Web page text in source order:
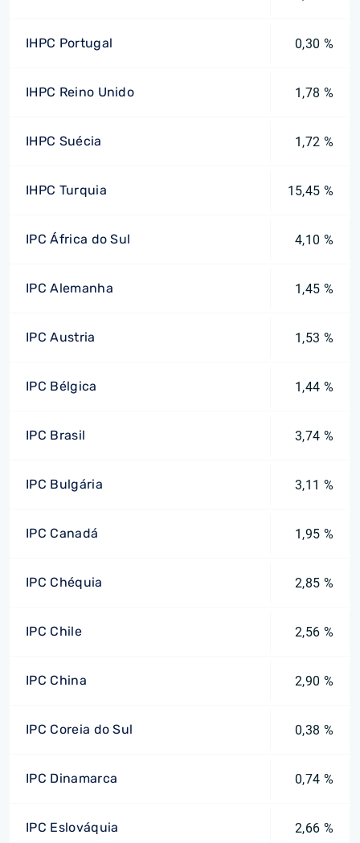
IHPC Portugal 0,30 %
IHPC Reino Unido 1,78 %
IHPC Suécia 1,72 %
IHPC Turquia 15,45 %
IPC África do Sul 4,10 %
IPC Alemanha 1,45 %
IPC Austria 1,53 %
IPC Bélgica 1,44 %
IPC Brasil 3,74 %
IPC Bulgária 3,11 %
IPC Canadá 1,95 %
IPC Chéquia 2,85 %
IPC Chile 2,56 %
IPC China 2,90 %
IPC Coreia do Sul 0,38 %
IPC Dinamarca 0,74 %
IPC Eslováquia 2,66 %